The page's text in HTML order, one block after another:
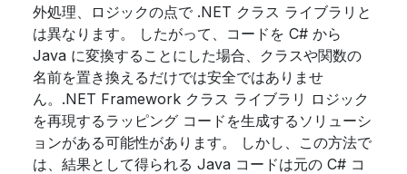
外処理、ロジックの点で .NET クラス ライブラリと
は異なります。 したがって、コードを C# から
Java に変換することにした場合、クラスや関数の
名前を置き換えるだけでは安全ではありませ
ん。.NET Framework クラス ライブラリ ロジック
を再現するラッピング コードを生成するソリューシ
ョンがある可能性があります。 しかし、この方法で
は、結果として得られる Java コードは元の C# コ